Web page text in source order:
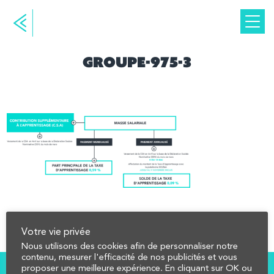
Groupe-975-3
Votre vie privée
Nous utilisons des cookies afin de personnaliser notre
contenu, mesurer l'efficacité de nos publicités et vous
proposer une meilleure expérience. En cliquant sur OK ou